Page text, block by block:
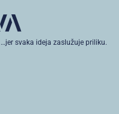
…jer svaka ideja zaslužuje priliku.